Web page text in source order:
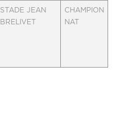
STADE JEAN
BRELIVET
CHAMPION
NAT